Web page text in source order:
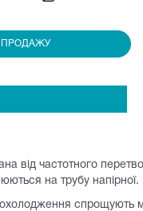
ПРОДАЖУ
від частотного
на трубу напірної.
спрощують